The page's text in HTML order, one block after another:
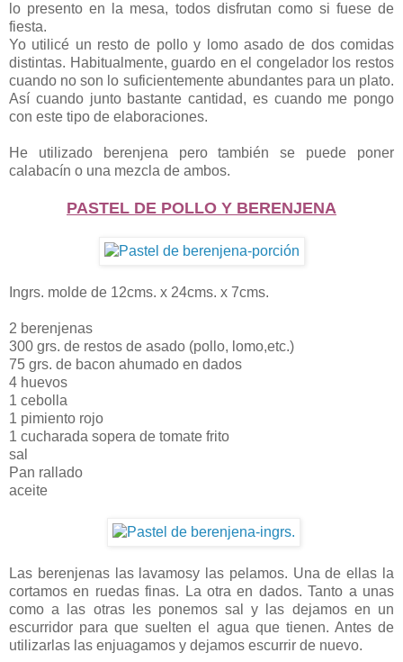
lo presento en la mesa, todos disfrutan como si fuese de
fiesta.
Yo utilicé un resto de pollo y lomo asado de dos comidas
distintas. Habitualmente, guardo en el congelador los restos
cuando no son lo suficientemente abundantes para un plato.
Así cuando junto bastante cantidad, es cuando me pongo
con este tipo de elaboraciones.
He utilizado berenjena pero también se puede poner
calabacín o una mezcla de ambos.
PASTEL DE POLLO Y BERENJENA
Ingrs. molde de 12cms. x 24cms. x 7cms.
2 berenjenas
300 grs. de restos de asado (pollo, lomo,etc.)
75 grs. de bacon ahumado en dados
4 huevos
1 cebolla
1 pimiento rojo
1 cucharada sopera de tomate frito
sal
Pan rallado
aceite
Las berenjenas las lavamosy las pelamos. Una de ellas la
cortamos en ruedas finas. La otra en dados. Tanto a unas
como a las otras les ponemos sal y las dejamos en un
escurridor para que suelten el agua que tienen. Antes de
utilizarlas las enjuagamos y dejamos escurrir de nuevo.